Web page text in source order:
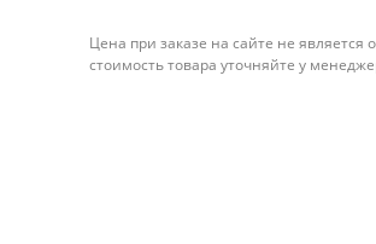
Цена при заказе на сайте не является
стоимость товара уточняйте у